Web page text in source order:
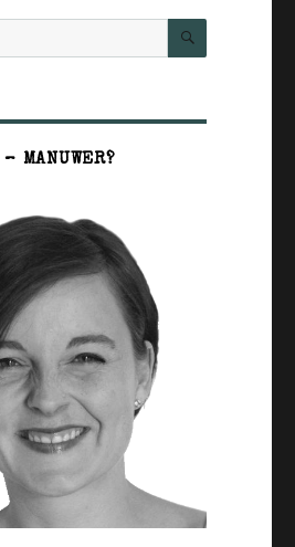
SUCHE
MANUWER?